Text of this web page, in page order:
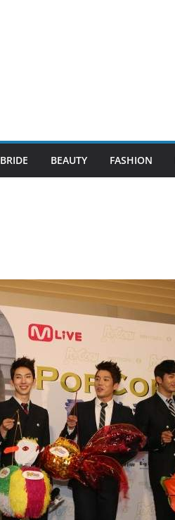
BRIDE BEAUTY FASHION